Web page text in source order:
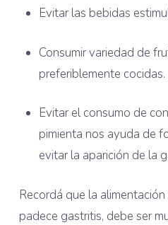
Evitar las bebidas
Consumir variedad de
preferiblemente cocidas.
Evitar el consumo de
pimienta nos ayuda de
evitar la aparición de la
Recordá que la
padece gastritis, debe ser